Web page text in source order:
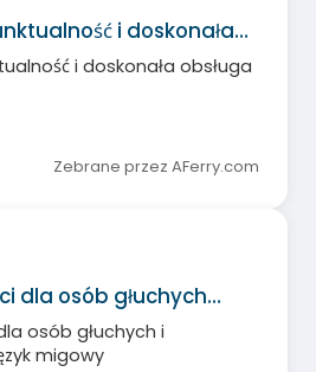
i doskonała…
i doskonała obsługa
Zebrane przez AFerry.com
dla osób głuchych…
osób głuchych i
migowy